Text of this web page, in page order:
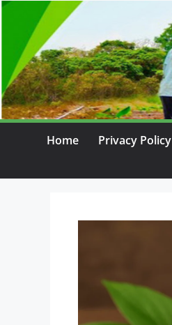
Home Privacy Policy